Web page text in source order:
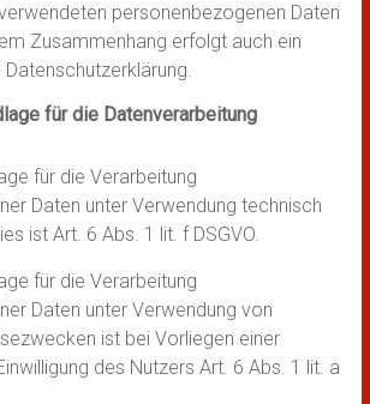
personenbezogenen Daten
Zusammenhang erfolgt auch ein
Datenschutzerklärung.
für die Datenverarbeitung
für die Verarbeitung
Daten unter Verwendung technisch
ist Art. 6 Abs. 1 lit. f DSGVO.
für die Verarbeitung
Daten unter Verwendung von
ist bei Vorliegen einer
des Nutzers Art. 6 Abs. 1 lit. a